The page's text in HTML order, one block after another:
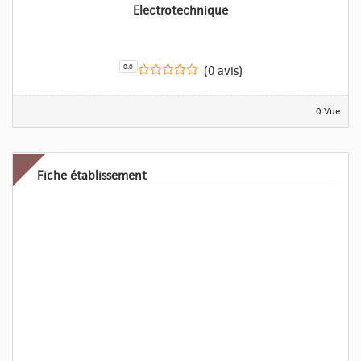
Electrotechnique
0.0 (0 avis)
0 Vue
Fiche établissement